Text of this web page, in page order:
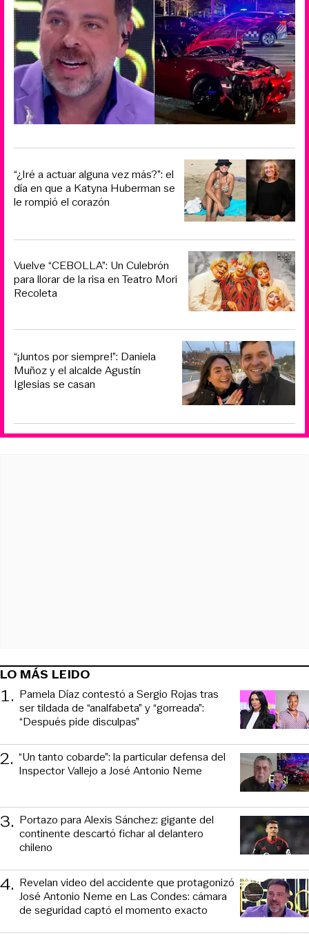
“¿Iré a actuar alguna vez más?”: el
día en que a Katyna Huberman se
le rompió el corazón
Vuelve “CEBOLLA”: Un Culebrón
para llorar de la risa en Teatro Mori
Recoleta
“¡Juntos por siempre!”: Daniela
Muñoz y el alcalde Agustín
Iglesias se casan
LO MÁS LEIDO
1. Pamela Díaz contestó a Sergio Rojas tras
ser tildada de “analfabeta” y “gorreada”:
“Después pide disculpas”
2. “Un tanto cobarde”: la particular defensa del
Inspector Vallejo a José Antonio Neme
3. Portazo para Alexis Sánchez: gigante del
continente descartó fichar al delantero
chileno
4. Revelan video del accidente que protagonizó
José Antonio Neme en Las Condes: cámara
de seguridad captó el momento exacto